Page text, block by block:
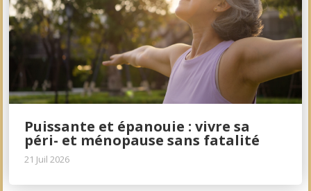
Puissante et épanouie : vivre sa
péri- et ménopause sans fatalité
21 Juil 2026